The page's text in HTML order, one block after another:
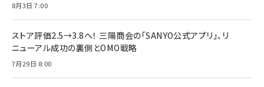
8月3日 7:00
ストア評価2.5→3.8へ！ 三陽商会の「SANYO公式アプリ」、リ
ニューアル成功の裏側とOMO戦略
7月29日 8:00